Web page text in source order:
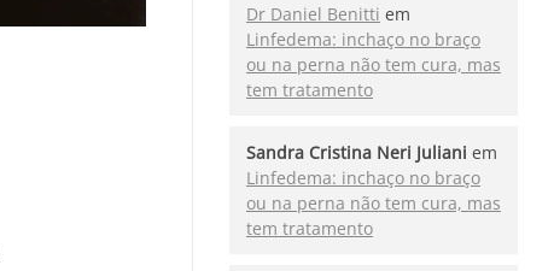
Dr Daniel Benitti em
Linfedema: inchaço no braço
ou na perna não tem cura, mas
tem tratamento
Sandra Cristina Neri Juliani em
Linfedema: inchaço no braço
ou na perna não tem cura, mas
tem tratamento